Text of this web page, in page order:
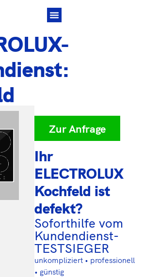
Zur Anfrage
Ihr
ELECTROLUX
Kochfeld ist
defekt?
Soforthilfe vom
Kundendienst-
TESTSIEGER
unkompliziert • professionell
• günstig